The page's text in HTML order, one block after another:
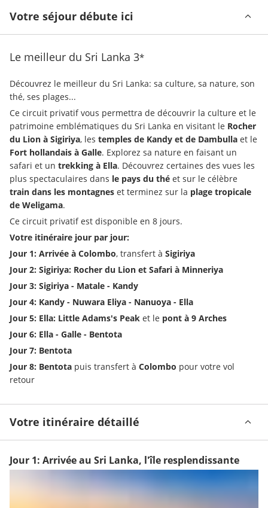
Votre séjour débute ici
Le meilleur du Sri Lanka 3*
Découvrez le meilleur du Sri Lanka: sa culture, sa nature, son
thé, ses plages...
Ce circuit privatif vous permettra de découvrir la culture et le
patrimoine emblématiques du Sri Lanka en visitant le Rocher
du Lion à Sigiriya, les temples de Kandy et de Dambulla
Fort hollandais à Galle. Explorez sa nature en faisant un
safari et un trekking à Ella. Découvrez certaines des vues les
plus spectaculaires dans le pays du thé
train dans les montagnes et terminez sur la plage tropicale
de Weligama.
Ce circuit privatif est disponible en 8 jours.
Votre itinéraire jour par jour:
Jour 1: Arrivée à Colombo, transfert à Sigiriya
Jour 2: Sigiriya: Rocher du Lion et Safari à Minneriya
Jour 3: Sigiriya - Matale - Kandy
Jour 4: Kandy - Nuwara Eliya - Nanuoya - Ella
Jour 5: Ella: Little Adams's Peak et le pont à 9 Arches
Jour 6: Ella - Galle - Bentota
Jour 7: Bentota
Jour 8: Bentota puis transfert à Colombo pour votre vol
retour
Votre itinéraire détaillé
Jour 1: Arrivée au Sri Lanka, l'île resplendissante